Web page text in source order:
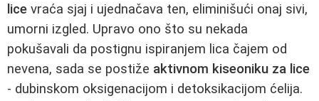
lice vraća sjaj i ujednačava ten, eliminišući onaj sivi,
umorni izgled. Upravo ono što su nekada
pokušavali da postignu ispiranjem lica čajem od
nevena, sada se postiže aktivnom kiseoniku za lice
- dubinskom oksigenacijom i detoksikacijom ćelija.